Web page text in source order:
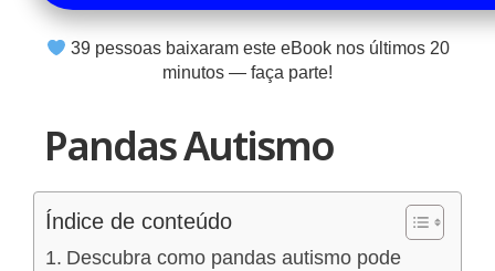
39pessoas baixaram este eBook nos últimos 20
minutos — faça parte!
Pandas Autismo
Índice de conteúdo
Descubra como pandas autismo pode